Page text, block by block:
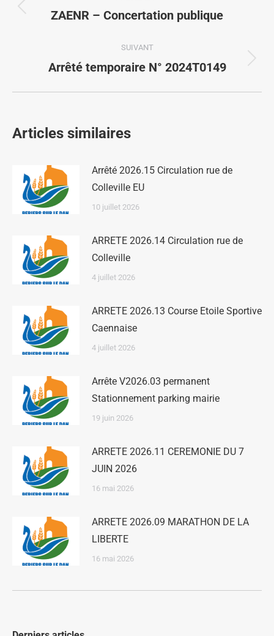
ZAENR – Concertation publique
SUIVANT
Arrêté temporaire N° 2024T0149
Articles similaires
Arrêté 2026.15 Circulation rue de
Colleville EU
10 juillet 2026
ARRETE 2026.14 Circulation rue de
Colleville
4 juillet 2026
ARRETE 2026.13 Course Etoile Sportive
Caennaise
4 juillet 2026
Arrête V2026.03 permanent
Stationnement parking mairie
19 juin 2026
ARRETE 2026.11 CEREMONIE DU 7
JUIN 2026
16 mai 2026
ARRETE 2026.09 MARATHON DE LA
LIBERTE
16 mai 2026